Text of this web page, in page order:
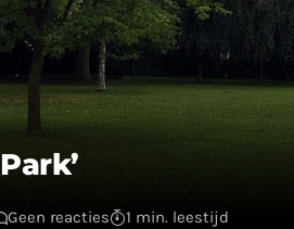
Geen reacties 1 min. leestijd